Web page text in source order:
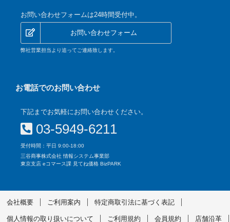
お問い合わせフォームは24時間受付中。
お問い合わせフォーム
弊社営業担当より追ってご連絡致します。
お電話でのお問い合わせ
下記までお気軽にお問い合わせください。
03-5949-6211
受付時間：平日 9:00-18:00
三谷商事株式会社 情報システム事業部
東京支店 eコマース課 見てね価格 BizPARK
会社概要 ご利用案内 特定商取引法に基づく表記
個人情報の取り扱いについて ご利用規約 会員規約 店舗沿革